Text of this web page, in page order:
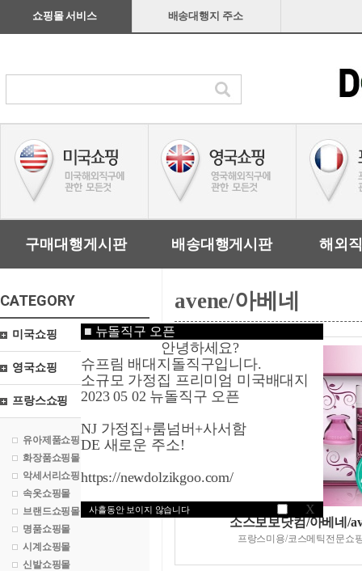
■ 뉴돌직구 오픈
안녕하세요?
슈프림 배대지돌직구입니다.
소규모 가정집 프리미엄 미국배대지
2023 05 02 뉴돌직구 오픈
NJ 가정집+룸넘버+사서함
DE 새로운 주소!
https://newdolzikgoo.com/
사흘동안 보이지 않습니다 X
쇼핑몰 서비스 배송대행지 주소
구매대행게시판 배송대행게시판 해외
CATEGORY
미국쇼핑
영국쇼핑
프랑스쇼핑
유아제품쇼핑몰
화장품쇼핑몰
악세서리쇼핑몰
속옷쇼핑몰
브랜드쇼핑몰
명품쇼핑몰
시계쇼핑몰
신발쇼핑몰
avene/아베네
소스보보닷컴/아베네/
프랑스미용/코스메틱전문쇼